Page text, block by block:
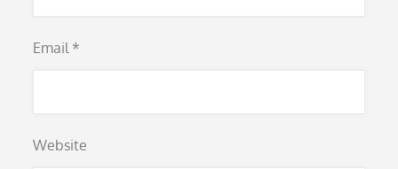
Email *
Website